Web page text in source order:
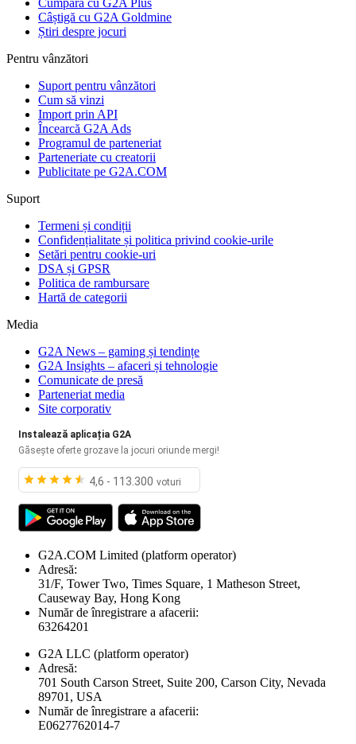
Câștigă cu G2A Goldmine
Știri despre jocuri
Pentru vânzători
Suport pentru vânzători
Cum să vinzi
Import prin API
Încearcă G2A Ads
Programul de parteneriat
Parteneriate cu creatorii
Publicitate pe G2A.COM
Suport
Termeni și condiții
Confidențialitate și politica privind cookie-urile
Setări pentru cookie-uri
DSA și GPSR
Politica de rambursare
Hartă de categorii
Media
G2A News – gaming și tendințe
G2A Insights – afaceri și tehnologie
Comunicate de presă
Parteneriat media
Site corporativ
Instalează aplicația G2A
Găsește oferte grozave la jocuri oriunde mergi!
4,6 - 113.300 voturi
G2A.COM Limited (platform operator)
Adresă:
31/F, Tower Two, Times Square, 1 Matheson Street,
Causeway Bay, Hong Kong
Număr de înregistrare a afacerii:
63264201
G2A LLC (platform operator)
Adresă:
701 South Carson Street, Suite 200, Carson City, Nevada
89701, USA
Număr de înregistrare a afacerii:
E0627762014-7